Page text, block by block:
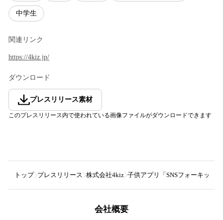
中学生
関連リンク
https://4kiz.jp/
ダウンロード
プレスリリース素材
このプレスリリース内で使われている画像ファイルがダウンロードできます
トップ プレスリリース 株式会社4kiz 子供アプリ「SNSフォーキッズ
会社概要